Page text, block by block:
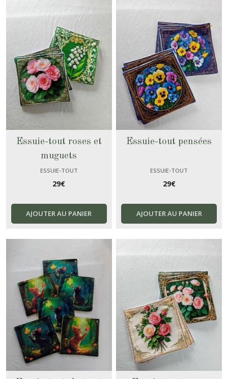
Essuie-tout roses et
muguets
ESSUIE-TOUT
29€
AJOUTER AU PANIER
Essuie-tout pensées
ESSUIE-TOUT
29€
AJOUTER AU PANIER